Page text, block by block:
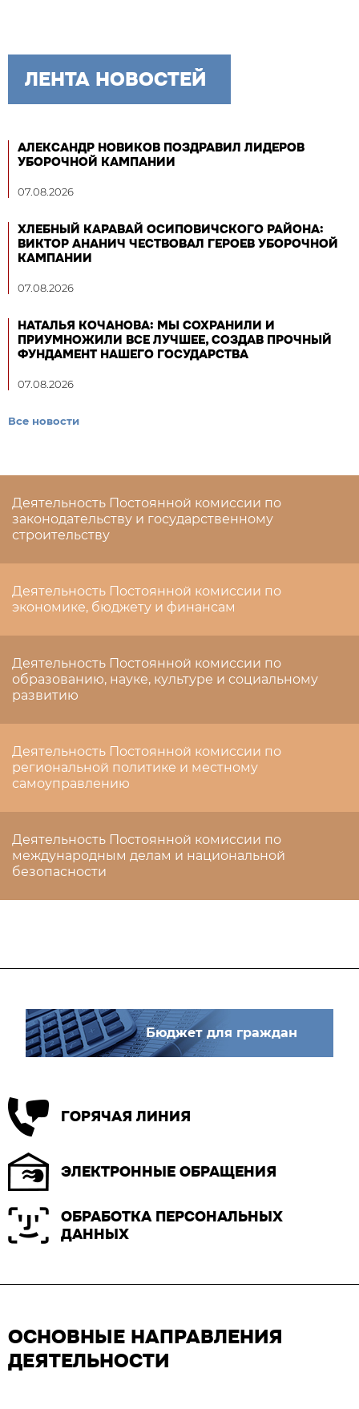
ЛЕНТА НОВОСТЕЙ
АЛЕКСАНДР НОВИКОВ ПОЗДРАВИЛ ЛИДЕРОВ
УБОРОЧНОЙ КАМПАНИИ
07.08.2026
ХЛЕБНЫЙ КАРАВАЙ ОСИПОВИЧСКОГО РАЙОНА:
ВИКТОР АНАНИЧ ЧЕСТВОВАЛ ГЕРОЕВ УБОРОЧНОЙ
КАМПАНИИ
07.08.2026
НАТАЛЬЯ КОЧАНОВА: МЫ СОХРАНИЛИ И
ПРИУМНОЖИЛИ ВСЕ ЛУЧШЕЕ, СОЗДАВ ПРОЧНЫЙ
ФУНДАМЕНТ НАШЕГО ГОСУДАРСТВА
07.08.2026
Все новости
Деятельность Постоянной комиссии по
законодательству и государственному
строительству
Деятельность Постоянной комиссии по
экономике, бюджету и финансам
Деятельность Постоянной комиссии по
образованию, науке, культуре и социальному
развитию
Деятельность Постоянной комиссии по
региональной политике и местному
самоуправлению
Деятельность Постоянной комиссии по
международным делам и национальной
безопасности
Бюджет для граждан
ГОРЯЧАЯ ЛИНИЯ
ЭЛЕКТРОННЫЕ ОБРАЩЕНИЯ
ОБРАБОТКА ПЕРСОНАЛЬНЫХ
ДАННЫХ
ОСНОВНЫЕ НАПРАВЛЕНИЯ
ДЕЯТЕЛЬНОСТИ